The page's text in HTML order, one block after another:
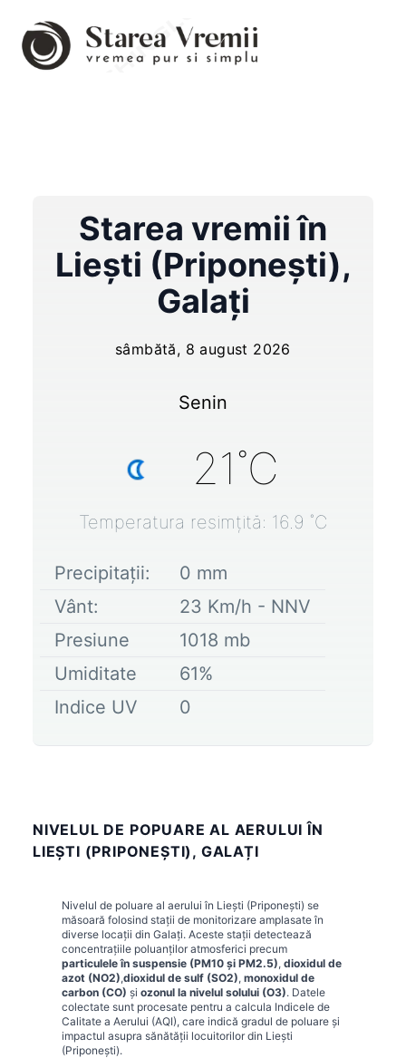
Starea vremii în
Lieşti (Priponeşti),
Galați
sâmbătă, 8 august 2026
Senin
21˚C
Temperatura resimțită: 16.9 ˚C
Precipitații: 0 mm
Vânt:
23 Km/h - NNV
Presiune
1018 mb
Umiditate
61%
Indice UV
0
NIVELUL DE POPUARE AL AERULUI ÎN
LIEŞTI (PRIPONEŞTI), GALAȚI
Nivelul de poluare al aerului în Lieşti (Priponeşti) se
măsoară folosind stații de monitorizare amplasate în
diverse locații din Galați. Aceste stații detectează
concentrațiile poluanților atmosferici precum
particulele în suspensie (PM10 și PM2.5), dioxidul de
azot (NO2),dioxidul de sulf (SO2), monoxidul de
carbon (CO) și ozonul la nivelul solului (O3). Datele
colectate sunt procesate pentru a calcula Indicele de
Calitate a Aerului (AQI), care indică gradul de poluare și
impactul asupra sănătății locuitorilor din Lieşti
(Priponeşti).